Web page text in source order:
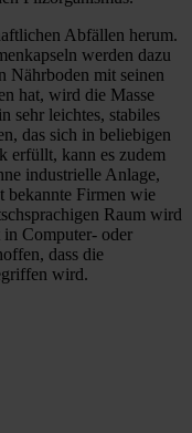
Abfällen herum.
werden dazu
Nährboden mit seinen
hat, wird die Masse
sehr leichtes, stabiles
das sich in beliebigen
erfüllt, kann es zudem
industrielle Anlage,
bekannte Firmen wie
Raum wird
Computer- oder
dass die
wird.